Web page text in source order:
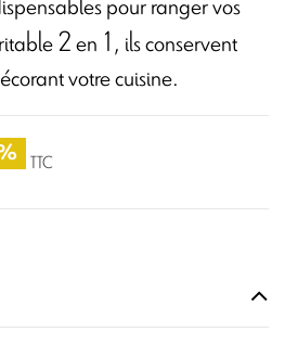
2 en 1, ils conservent
votre cuisine.
TTC